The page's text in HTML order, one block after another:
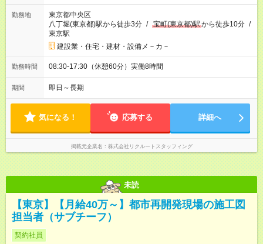
勤務地
東京都中央区
八丁堀(東京都)駅から徒歩3分 / 宝町(東京都)駅から徒歩10分 /
東京駅
建設業・住宅・建材・設備メ－カ－
勤務時間 08:30-17:30（休憩60分）実働8時間
期間 即日～長期
気になる！ 応募する 詳細へ
掲載元企業名 株式会社リクルートスタッフィング
未読
【東京】【月給40万～】都市再開発現場の施工図
担当者（サブチーフ）
契約社員